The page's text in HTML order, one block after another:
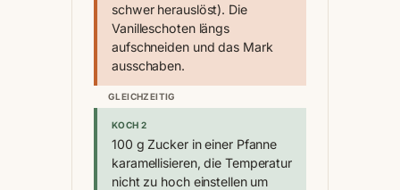
schwer herauslöst). Die
Vanilleschoten längs
aufschneiden und das Mark
ausschaben.
GLEICHZEITIG
KOCH 2
100 g Zucker in einer Pfanne
karamellisieren, die Temperatur
nicht zu hoch einstellen um